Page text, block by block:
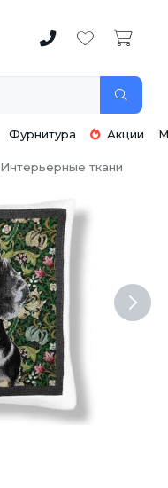
Фурнитура Акции
Интерьерные ткани
Next